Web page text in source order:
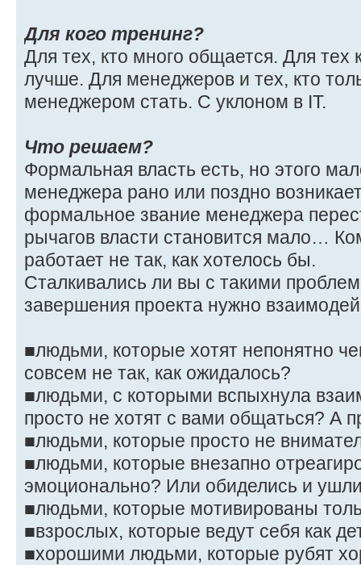
Для кого тренинг?
Для тех, кто много общается. Для тех
лучше. Для менеджеров и тех, кто
менеджером стать. С уклоном в IT.
Что решаем?
Формальная власть есть, но этого
менеджера рано или поздно
формальное звание менеджера
рычагов власти становится мало…
работает не так, как хотелось бы.
Сталкивались ли вы с такими
завершения проекта нужно
■людьми, которые хотят непонятно
совсем не так, как ожидалось?
■людьми, с которыми вспыхнула
просто не хотят с вами общаться? А
■людьми, которые просто не
■людьми, которые внезапно
эмоционально? Или обиделись и
■людьми, которые мотивированы
■взрослых, которые ведут себя как
■хорошими людьми, которые рубят